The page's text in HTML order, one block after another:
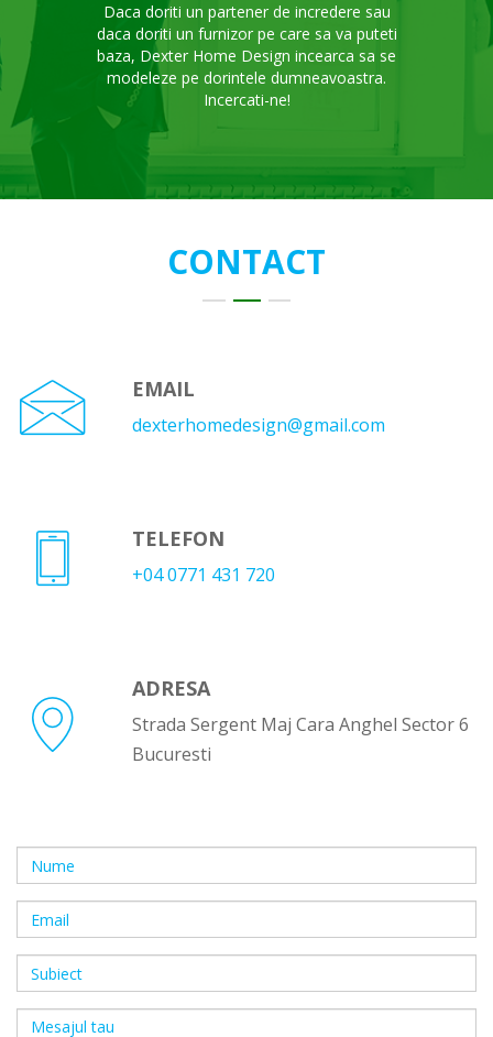
Daca doriti un partener de incredere sau
daca doriti un furnizor pe care sa va puteti
baza, Dexter Home Design incearca sa se
modeleze pe dorintele dumneavoastra.
Incercati-ne!
CONTACT
EMAIL
dexterhomedesign@gmail.com
TELEFON
+04 0771 431 720
ADRESA
Strada Sergent Maj Cara Anghel Sector 6
Bucuresti